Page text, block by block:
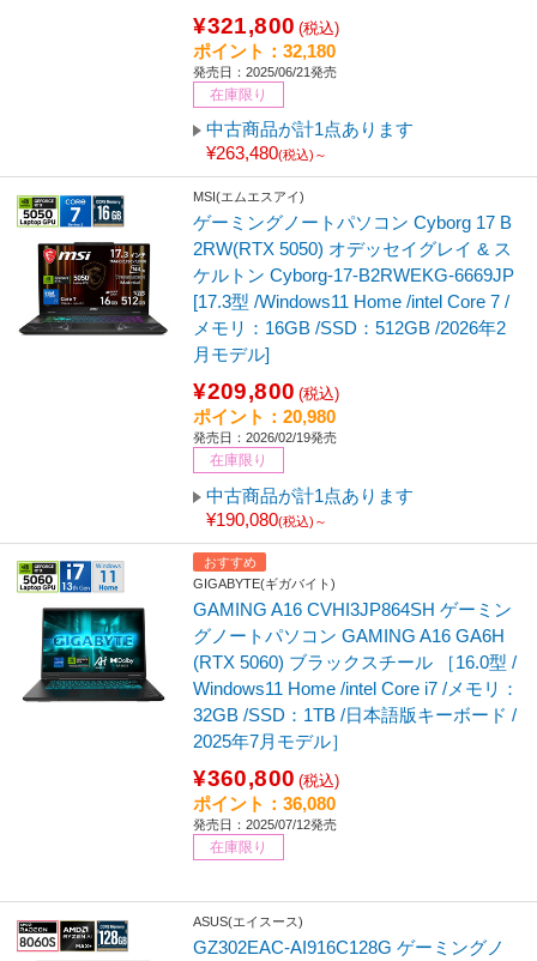
¥321,800 (税込)
ポイント：32,180
発売日：2025/06/21発売
在庫限り
中古商品が計1点あります
¥263,480(税込)～
MSI(エムエスアイ)
ゲーミングノートパソコン Cyborg 17 B
2RW(RTX 5050) オデッセイグレイ & ス
ケルトン Cyborg-17-B2RWEKG-6669JP
[17.3型 /Windows11 Home /intel Core 7 /
メモリ：16GB /SSD：512GB /2026年2
月モデル]
¥209,800 (税込)
ポイント：20,980
発売日：2026/02/19発売
在庫限り
中古商品が計1点あります
¥190,080(税込)～
おすすめ
GIGABYTE(ギガバイト)
GAMING A16 CVHI3JP864SH ゲーミン
グノートパソコン GAMING A16 GA6H
(RTX 5060) ブラックスチール ［16.0型 /
Windows11 Home /intel Core i7 /メモリ：
32GB /SSD：1TB /日本語版キーボード /
2025年7月モデル］
¥360,800 (税込)
ポイント：36,080
発売日：2025/07/12発売
在庫限り
ASUS(エイスース)
GZ302EAC-AI916C128G ゲーミングノ